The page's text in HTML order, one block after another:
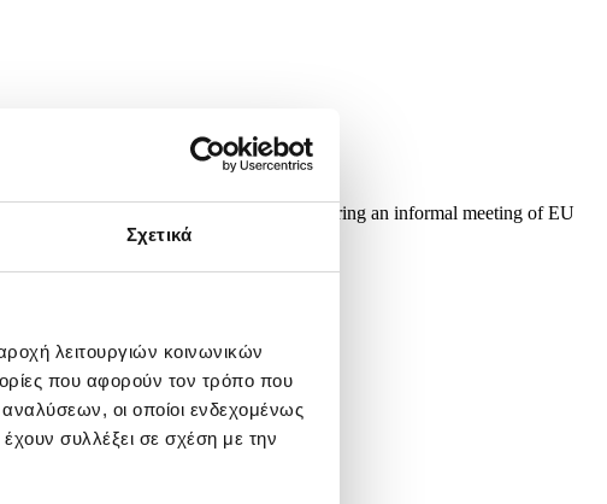
Σχετικά
λειτουργιών κοινωνικών
που αφορούν τον τρόπο που
οι οποίοι ενδεχομένως
συλλέξει σε σχέση με την
Plenkovic walk for a family picture during an informal meeting of EU
and Europe's response to...